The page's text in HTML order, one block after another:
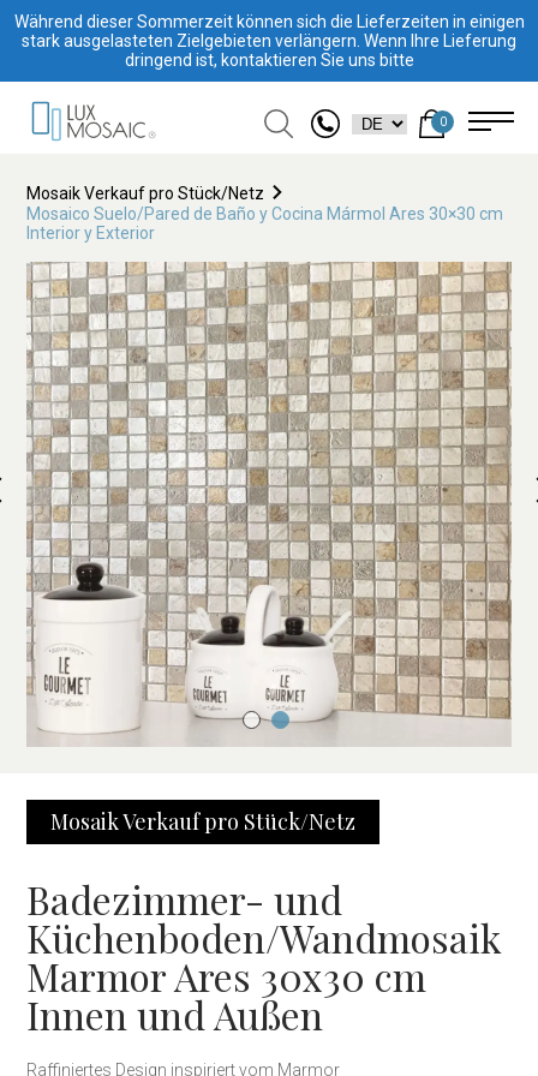
Während dieser Sommerzeit können sich die Lieferzeiten in einigen
stark ausgelasteten Zielgebieten verlängern. Wenn Ihre Lieferung
dringend ist, kontaktieren Sie uns bitte
0
Mosaik Verkauf pro Stück/Netz
Mosaico Suelo/Pared de Baño y Cocina Mármol Ares 30×30 cm
Interior y Exterior
Mosaik Verkauf pro Stück/Netz
Badezimmer- und
Küchenboden/Wandmosaik
Marmor Ares 30x30 cm
Innen und Außen
Raffiniertes Design inspiriert vom Marmor